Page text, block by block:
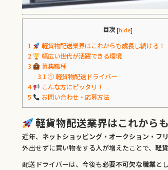
目次 [hide]
1
軽貨物配送業界はこれからも成長し続ける！
2
幅広い世代が活躍できる環境
3
募集職種
3.1 ① 軽貨物配送ドライバー
4
こんな方にピッタリ！
5
お問い合わせ・応募方法
軽貨物配送業界はこれから
近年、 ネットショッピング・オークション・フ
外出せずに買い物をする人が増えたことで、 軽
配送ドライバーは、今後も必要不可欠な職業と